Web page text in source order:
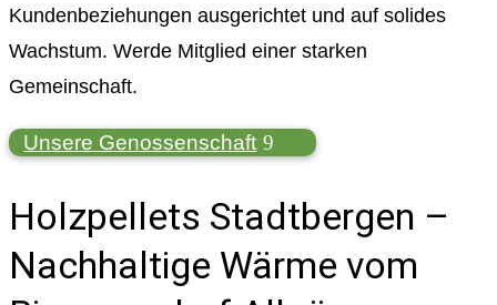
Kundenbeziehungen ausgerichtet und auf solides
Wachstum. Werde Mitglied einer starken
Gemeinschaft.
Unsere Genossenschaft
Holzpellets Stadtbergen –
Nachhaltige Wärme vom